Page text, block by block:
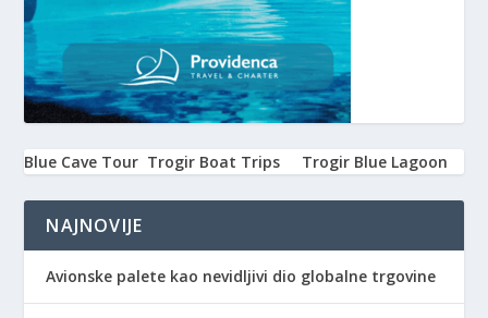
Blue Cave Tour Trogir Boat Trips Trogir Blue Lagoon
NAJNOVIJE
Avionske palete kao nevidljivi dio globalne trgovine